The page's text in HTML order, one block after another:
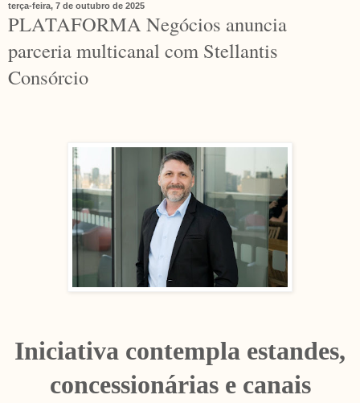
terça-feira, 7 de outubro de 2025
PLATAFORMA Negócios anuncia
parceria multicanal com Stellantis
Consórcio
Iniciativa contempla estandes,
concessionárias e canais